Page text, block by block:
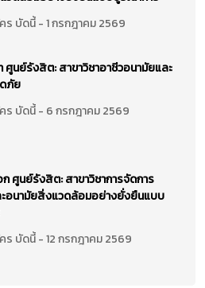
ร บัดนี้ - 1 กรกฎาคม 2569
นย์รังสิต: สาขาวิชาอาชีวอนามัยและ
ภัย
ร บัดนี้ - 6 กรกฎาคม 2569
ศูนย์รังสิต: สาขาวิชาการจัดการ
อนามัยสิ่งแวดล้อมอย่างยั่งยืนแบบ
ร บัดนี้ - 12 กรกฎาคม 2569